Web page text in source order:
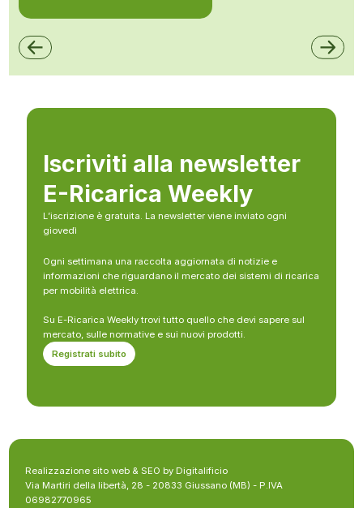
Iscriviti alla newsletter
E-Ricarica Weekly
L’iscrizione è gratuita. La newsletter viene inviato ogni
giovedì
Ogni settimana una raccolta aggiornata di notizie e
informazioni che riguardano il mercato dei sistemi di ricarica
per mobilità elettrica.
Su E-Ricarica Weekly trovi tutto quello che devi sapere sul
mercato, sulle normative e sui nuovi prodotti.
Registrati subito
Realizzazione sito web & SEO by Digitalificio
Via Martiri della libertà, 28 - 20833 Giussano (MB) - P.IVA
06982770965